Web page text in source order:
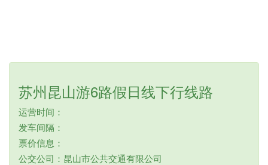
苏州昆山游6路假日线下行线路
运营时间：
发车间隔：
票价信息：
公交公司：昆山市公共交通有限公司